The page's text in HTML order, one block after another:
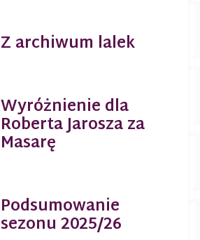
Z archiwum lalek
Wyróżnienie dla
Roberta Jarosza za
Masarę
Podsumowanie
sezonu 2025/26